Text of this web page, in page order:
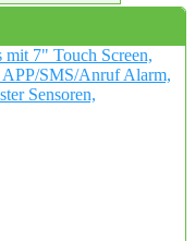
7" Touch Screen,
APP/SMS/Anruf Alarm,
Sensoren,